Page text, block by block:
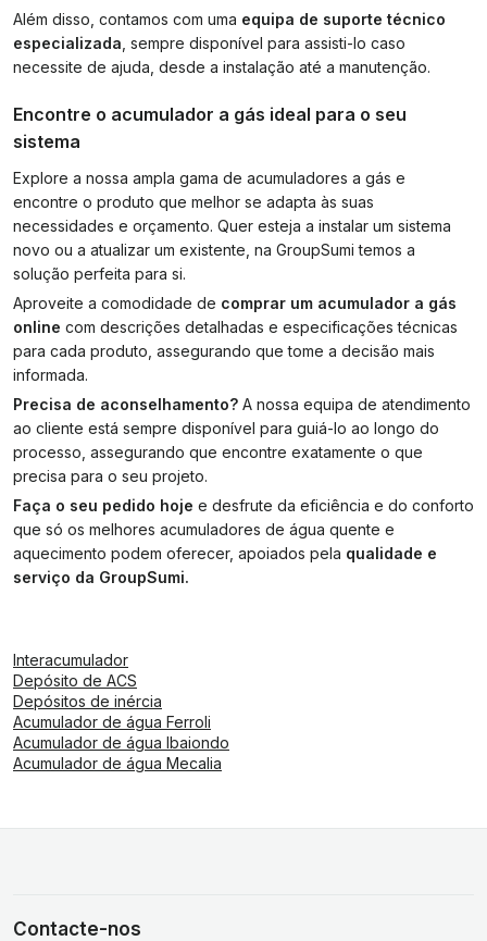
Além disso, contamos com uma equipa de suporte técnico
especializada , sempre disponível para assisti-lo caso
necessite de ajuda, desde a instalação até a manutenção.
Encontre o acumulador a gás ideal para o seu
sistema
Explore a nossa ampla gama de acumuladores a gás e
encontre o produto que melhor se adapta às suas
necessidades e orçamento. Quer esteja a instalar um sistema
novo ou a atualizar um existente, na GroupSumi temos a
solução perfeita para si.
Aproveite a comodidade de comprar um acumulador a gás
online com descrições detalhadas e especificações técnicas
para cada produto, assegurando que tome a decisão mais
informada.
Precisa de aconselhamento? A nossa equipa de atendimento
ao cliente está sempre disponível para guiá-lo ao longo do
processo, assegurando que encontre exatamente o que
precisa para o seu projeto.
Faça o seu pedido hoje e desfrute da eficiência e do conforto
que só os melhores acumuladores de água quente e
aquecimento podem oferecer, apoiados pela qualidade e
serviço da GroupSumi.
Interacumulador
Depósito de ACS
Depósitos de inércia
Acumulador de água Ferroli
Acumulador de água Ibaiondo
Acumulador de água Mecalia
Contacte-nos